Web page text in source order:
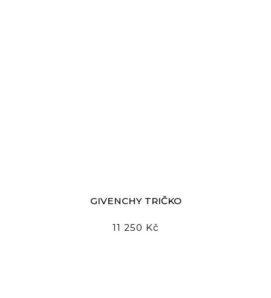
GIVENCHY TRIČKO
11 250 Kč